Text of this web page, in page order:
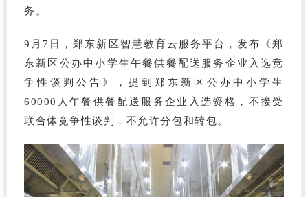
务。
9月7日，郑东新区智慧教育云服务平台，发布《郑
东新区公办中小学生午餐供餐配送服务企业入选竞
争性谈判公告》，提到郑东新区公办中小学生
60000人午餐供餐配送服务企业入选资格，不接受
联合体竞争性谈判，不允许分包和转包。